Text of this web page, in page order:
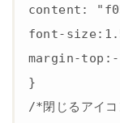
content:
font-
margin-top:-
}
/*閉じるアイ